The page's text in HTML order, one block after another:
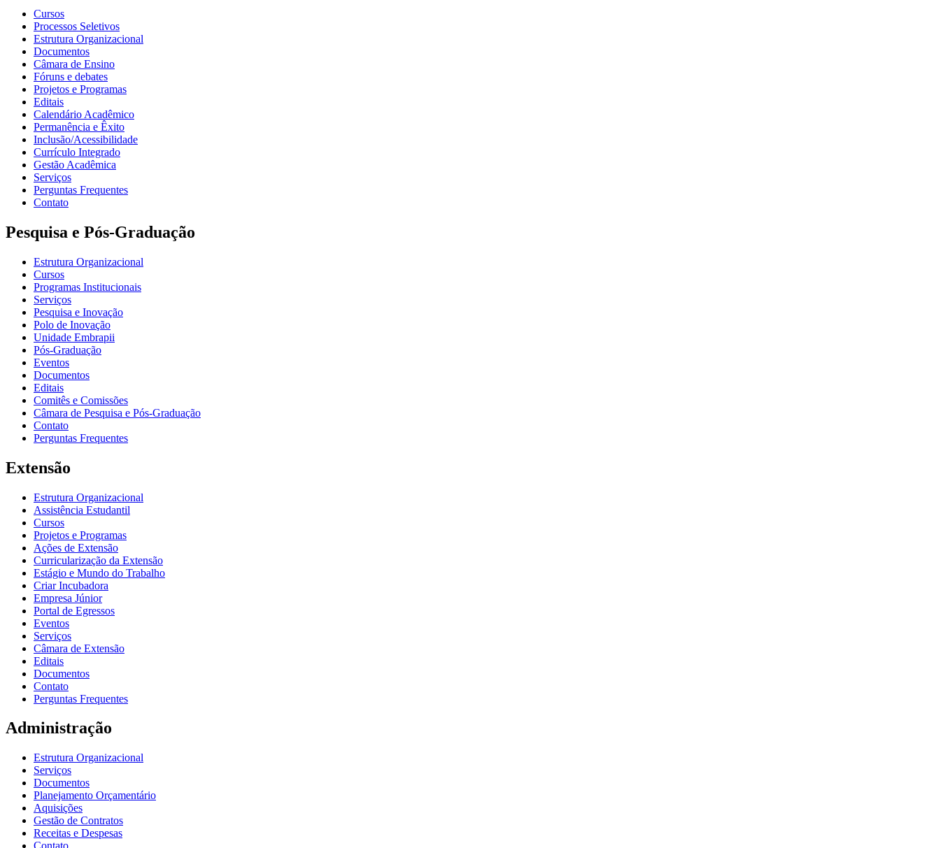
Cursos
Processos Seletivos
Estrutura Organizacional
Documentos
Câmara de Ensino
Fóruns e debates
Projetos e Programas
Editais
Calendário Acadêmico
Permanência e Êxito
Inclusão/Acessibilidade
Currículo Integrado
Gestão Acadêmica
Serviços
Perguntas Frequentes
Contato
Pesquisa e Pós-Graduação
Estrutura Organizacional
Cursos
Programas Institucionais
Serviços
Pesquisa e Inovação
Polo de Inovação
Unidade Embrapii
Pós-Graduação
Eventos
Documentos
Editais
Comitês e Comissões
Câmara de Pesquisa e Pós-Graduação
Contato
Perguntas Frequentes
Extensão
Estrutura Organizacional
Assistência Estudantil
Cursos
Projetos e Programas
Ações de Extensão
Curricularização da Extensão
Estágio e Mundo do Trabalho
Criar Incubadora
Empresa Júnior
Portal de Egressos
Eventos
Serviços
Câmara de Extensão
Editais
Documentos
Contato
Perguntas Frequentes
Administração
Estrutura Organizacional
Serviços
Documentos
Planejamento Orçamentário
Aquisições
Gestão de Contratos
Receitas e Despesas